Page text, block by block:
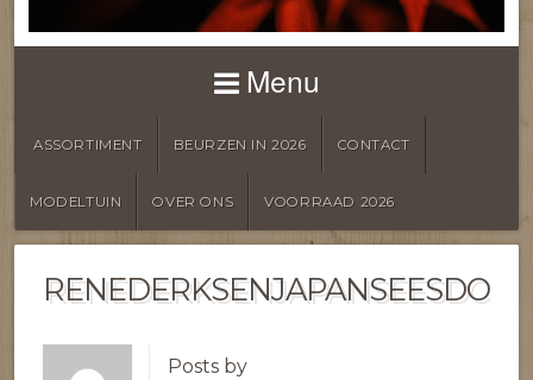
Menu
ASSORTIMENT BEURZEN IN 2026 CONTACT
MODELTUIN OVER ONS VOORRAAD 2026
Posts by